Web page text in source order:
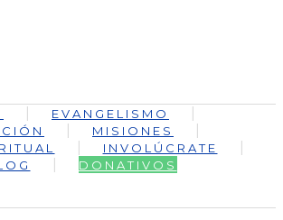
EVANGELISMO
MISIONES
INVOLÚCRATE
DONATIVOS